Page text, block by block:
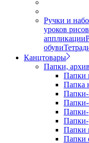
Ручки и
уроков
аппликации
обуви
Канцтовары
Папки,
Папки
Папка
Папки-
Папки-
Папки-
Папки-
Папки
Папки